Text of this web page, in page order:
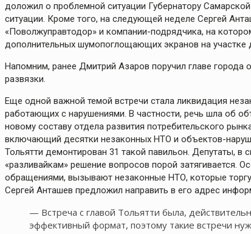
доложил о проблемной ситуации Губернатору
ситуации. Кроме того, на следующей неделе Сергей
«Поволжуправтодор» и компании-подрядчика, на
дополнительных шумопоглощающих экранов на участке
Напомним, ранее Дмитрий Азаров поручил главе
развязки.
Еще одной важной темой встречи стала ликвидация
работающих с нарушениями. В частности, речь шла об
новому составу отдела развития потребительского
включающий десятки незаконных НТО и объектов-
Тольятти демонтирован 31 такой павильон. Депутаты,
«разливайкам» решение вопросов порой затягивается.
обращениями, вызывают незаконные НТО, которые
Сергей Анташев предложил направить в его адрес
— Встреча с главой Тольятти была,
эффективный формат, поэтому такие встречи